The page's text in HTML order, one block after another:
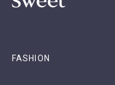
FASHION